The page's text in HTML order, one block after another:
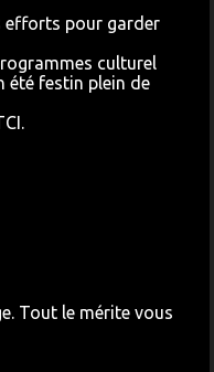
efforts pour garder
culturel
été festin plein de
Tout le mérite vous